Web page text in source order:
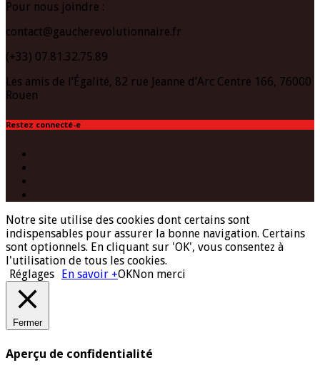
Pour nous joindre :
contact@gaucherevolutionnaire.fr
(+33) 07.81.32.75.89
Les amis de l’Égalité, 82 rue Jeanne d’Arc Centre 166, 76000
Rouen
Restez connecté-e
Notre site utilise des cookies dont certains sont
indispensables pour assurer la bonne navigation. Certains
sont optionnels. En cliquant sur 'OK', vous consentez à
l'utilisation de tous les cookies.
Réglages
En savoir +OKNon merci
Fermer
Aperçu de confidentialité